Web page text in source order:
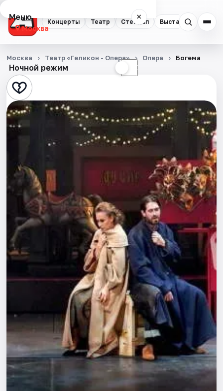
Концерты Театр Стендап Выставки
Меню ×
Москва
Концерты
Театр
Стендап
Выставки
Экскурсии
Спорт
События
Города
Рейтинги
Ночной режим ☾
Москва Театр «Геликон - Опера» Опера Богема